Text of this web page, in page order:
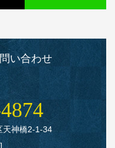
い合わせ
神橋2‑1‑34
]